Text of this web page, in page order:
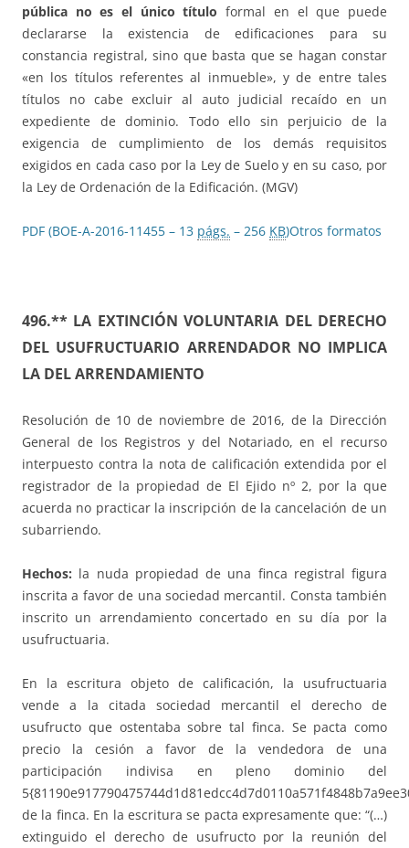
pública no es el único título formal en el que puede
declararse la existencia de edificaciones para su
constancia registral, sino que basta que se hagan constar
«en los títulos referentes al inmueble», y de entre tales
títulos no cabe excluir al auto judicial recaído en un
expediente de dominio. Todo ello sin perjuicio de la
exigencia de cumplimiento de los demás requisitos
exigidos en cada caso por la Ley de Suelo y en su caso, por
la Ley de Ordenación de la Edificación. (MGV)
PDF (BOE-A-2016-11455 – 13 págs. – 256 KB)Otros formatos
496.** LA EXTINCIÓN VOLUNTARIA DEL DERECHO
DEL USUFRUCTUARIO ARRENDADOR NO IMPLICA
LA DEL ARRENDAMIENTO
Resolución de 10 de noviembre de 2016, de la Dirección
General de los Registros y del Notariado, en el recurso
interpuesto contra la nota de calificación extendida por el
registrador de la propiedad de El Ejido nº 2, por la que
acuerda no practicar la inscripción de la cancelación de un
subarriendo.
Hechos: la nuda propiedad de una finca registral figura
inscrita a favor de una sociedad mercantil. Consta también
inscrito un arrendamiento concertado en su día por la
usufructuaria.
En la escritura objeto de calificación, la usufructuaria
vende a la citada sociedad mercantil el derecho de
usufructo que ostentaba sobre tal finca. Se pacta como
precio la cesión a favor de la vendedora de una
participación indivisa en pleno dominio del
de la finca. En la escritura se pacta expresamente que: “(…)
extinguido el derecho de usufructo por la reunión del